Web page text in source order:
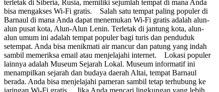
terletak di Siberia, Rusia, memiliki sejumlah tempat di mana Anda
bisa mengakses Wi-Fi gratis. Salah satu tempat paling populer di
Barnaul di mana Anda dapat menemukan Wi-Fi gratis adalah alun-
alun pusat kota, Alun-Alun Lenin. Terletak di jantung kota, alun-
alun umum ini adalah tempat populer bagi turis dan penduduk
setempat. Anda bisa menikmati air mancur dan patung yang indah
sambil memeriksa email atau menjelajahi internet. Lokasi populer
lainnya adalah Museum Sejarah Lokal. Museum informatif ini
menampilkan sejarah dan budaya daerah Altai, tempat Barnaul
berada. Anda bisa menjelajahi pameran sambil tetap terhubung ke
jaringan Wi-Fi gratis. Jika Anda mencari lingkungan yang lebih